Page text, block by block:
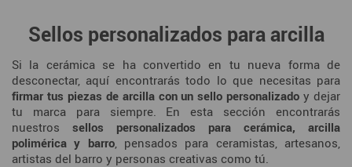
LAMINAS
Sellos personalizados para arcilla
Si la cerámica se ha convertido en tu nueva forma de
desconectar, aquí encontrarás todo lo que necesitas para
firmar tus piezas de arcilla con un sello personalizado y dejar
tu marca para siempre. En esta sección encontrarás
nuestros sellos personalizados para cerámica, arcilla
polimérica y barro, pensados para ceramistas, artesanos,
artistas del barro y personas creativas como tú.